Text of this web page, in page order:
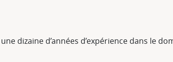
dizaine d’années d’expérience dans le